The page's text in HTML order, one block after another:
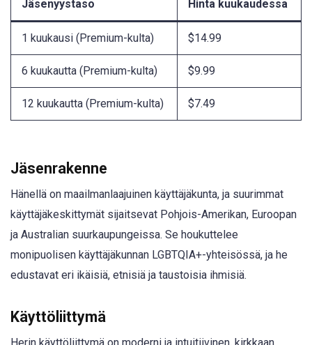
Jäsenyystaso Hinta kuukaudessa
1 kuukausi (Premium-kulta) $14.99
6 kuukautta (Premium-kulta) $9.99
12 kuukautta (Premium-kulta) $7.49
Jäsenrakenne
Hänellä on maailmanlaajuinen käyttäjäkunta, ja suurimmat
käyttäjäkeskittymät sijaitsevat Pohjois-Amerikan, Euroopan
ja Australian suurkaupungeissa. Se houkuttelee
monipuolisen käyttäjäkunnan LGBTQIA+-yhteisössä, ja he
edustavat eri ikäisiä, etnisiä ja taustoisia ihmisiä.
Käyttöliittymä